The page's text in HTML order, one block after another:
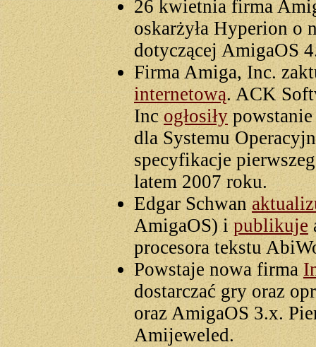
26 kwietnia firma
oskarżyła Hyperion o
dotyczącej AmigaOS
Firma Amiga, Inc.
internetową. ACK
Incogłosiły
dla Systemu
specyfikacje
latem 2007 roku.
Edgar Schwan
AmigaOS) i publikuje
procesora tekstu
Powstaje nowa firma
dostarczać gry oraz
oraz AmigaOS 3.x.
Amijeweled.